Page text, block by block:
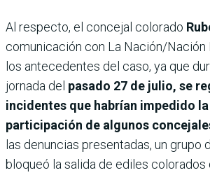
Al respecto, el concejal colorado
comunicación con La Nación/Nación
los antecedentes del caso, ya que
jornada del pasado 27 de julio, se
incidentes que habrían impedido la
participación de algunos
las denuncias presentadas, un grupo
bloqueó la salida de ediles colorados